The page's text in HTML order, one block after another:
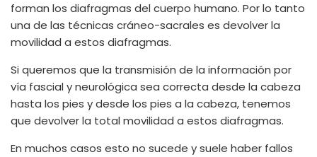
forman los diafragmas del cuerpo humano. Por lo tanto
una de las técnicas cráneo-sacrales es devolver la
movilidad a estos diafragmas.
Si queremos que la transmisión de la información por
vía fascial y neurológica sea correcta desde la cabeza
hasta los pies y desde los pies a la cabeza, tenemos
que devolver la total movilidad a estos diafragmas.
En muchos casos esto no sucede y suele haber fallos